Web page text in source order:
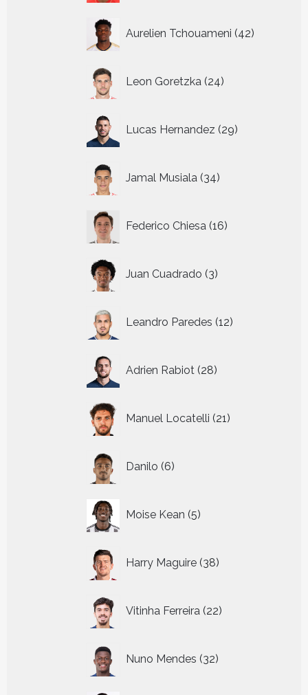
Aurelien Tchouameni 42
producten
Leon Goretzka 24
producten
Lucas Hernandez 29
producten
Jamal Musiala 34
producten
Federico Chiesa 16
producten
Juan Cuadrado 3
producten
Leandro Paredes 12
producten
Adrien Rabiot 28
producten
Manuel Locatelli 21
producten
Danilo 6
producten
Moise Kean 5
producten
Harry Maguire 38
producten
Vitinha Ferreira 22
producten
Nuno Mendes 32
producten